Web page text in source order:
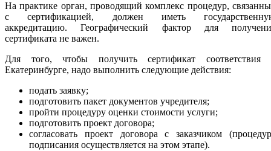
На практике орган, проводящий комплекс процедур,
с сертификацией, должен иметь
аккредитацию. Географический фактор для
сертификата не важен.
Для того, чтобы получить сертификат соответствия
Екатеринбурге, надо выполнить следующие действия:
подать заявку;
подготовить пакет документов учредителя;
пройти процедуру оценки стоимости услуги;
подготовить проект договора;
согласовать проект договора с заказчиком
подписания осуществляется на этом этапе).